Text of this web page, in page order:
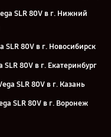
SLR 80V в г. Нижний
SLR 80V в г. Новосибирск
80V в г. Екатеринбург
SLR 80V в г. Казань
SLR 80V в г. Воронеж